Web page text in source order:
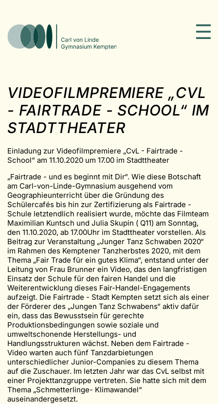
VIDEOFILMPREMIERE „CVL
- FAIRTRADE - SCHOOL“ IM
STADTTHEATER
Einladung zur Videofilmpremiere „CvL - Fairtrade -
School“ am 11.10.2020 um 17.00 im Stadttheater
„Fairtrade - und es beginnt mit Dir“. Wie diese Botschaft
am Carl-von-Linde-Gymnasium ausgehend vom
Geographieunterricht über die Gründung des
Schülercafés bis hin zur Zertifizierung als Fairtrade -
Schule letztendlich realisiert wurde, möchte das Filmteam
Maximilian Kuntsch und Julia Skupin ( Q11) am Sonntag,
den 11.10.2020, ab 17.00Uhr im Stadttheater vorstellen. Als
Beitrag zur Veranstaltung „Junger Tanz Schwaben 2020“
im Rahmen des Kemptener Tanzherbstes 2020, mit dem
Thema „Fair Trade für ein gutes Klima“, entstand unter der
Leitung von Frau Brunner ein Video, das den langfristigen
Einsatz der Schule für den fairen Handel und die
Weiterentwicklung dieses Fair-Handel-Engagements
aufzeigt. Die Fairtrade - Stadt Kempten setzt sich als einer
der Förderer des „Jungen Tanz Schwabens“ aktiv dafür
ein, dass das Bewusstsein für gerechte
Produktionsbedingungen sowie soziale und
umweltschonende Herstellungs- und
Handlungsstrukturen wächst. Neben dem Fairtrade -
Video warten auch fünf Tanzdarbietungen
unterschiedlicher Junior-Companies zu diesem Thema
auf die Zuschauer. Im letzten Jahr war das CvL selbst mit
einer Projekttanzgruppe vertreten. Sie hatte sich mit dem
Thema „Schmetterlinge- Klimawandel“
auseinandergesetzt.